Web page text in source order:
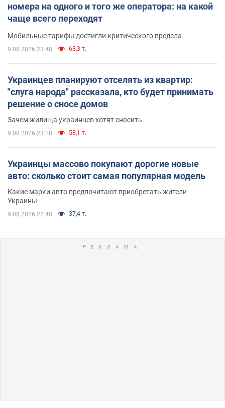
номера на одного и того же оператора: на какой
чаще всего переходят
Мобильные тарифы достигли критического предела
9.08.2026 23:48 63,3 т.
Украинцев планируют отселять из квартир:
"слуга народа" рассказала, кто будет принимать
решение о сносе домов
Зачем жилища украинцев хотят сносить
9.08.2026 23:18 58,1 т.
Украинцы массово покупают дорогие новые
авто: сколько стоит самая популярная модель
Какие марки авто предпочитают приобретать жители
Украины
9.08.2026 22:48 37,4 т.